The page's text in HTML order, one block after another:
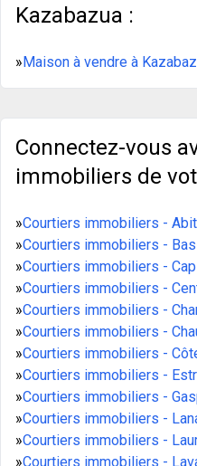
Kazabazua :
»Maison à vendre à
Connectez-vous
immobiliers de
»Courtiers immobiliers -
»Courtiers immobiliers -
»Courtiers immobiliers -
»Courtiers immobiliers -
»Courtiers immobiliers -
»Courtiers immobiliers -
»Courtiers immobiliers -
»Courtiers immobiliers -
»Courtiers immobiliers -
»Courtiers immobiliers -
»Courtiers immobiliers -
»Courtiers immobiliers -